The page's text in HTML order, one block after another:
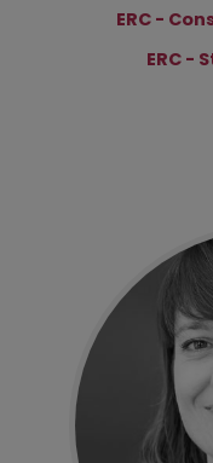
ERC -
ERC -